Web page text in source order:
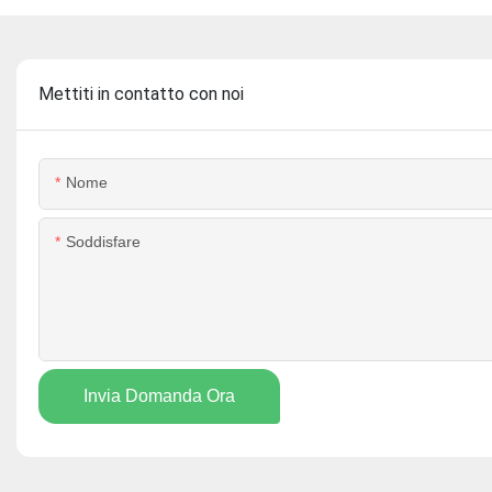
Mettiti in contatto con noi
Nome
Soddisfare
Invia Domanda Ora